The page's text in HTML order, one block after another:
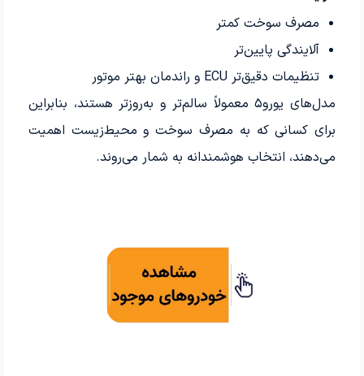
مصرف سوخت کمتر
آلایندگی پایین‌تر
تنظیمات دقیق‌تر ECU و راندمان بهتر موتور
مدل‌های یورو۵ معمولاً سالم‌تر و به‌روزتر هستند، بنابراین
برای کسانی که به مصرف سوخت و محیط‌زیست اهمیت
می‌دهند، انتخاب هوشمندانه‌ به شمار می‌روند.